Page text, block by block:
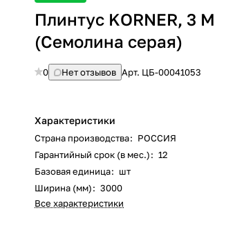
Плинтус KORNER, 3 М
(Семолина серая)
0 Нет отзывов Арт. ЦБ-00041053
Характеристики
Страна производства: РОССИЯ
Гарантийный срок (в мес.): 12
Базовая единица: шт
Ширина (мм): 3000
Все характеристики